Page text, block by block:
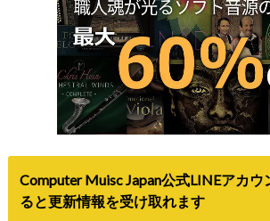
Computer Muisc Japan公式LINEアカウ
ると更新情報を受け取れます